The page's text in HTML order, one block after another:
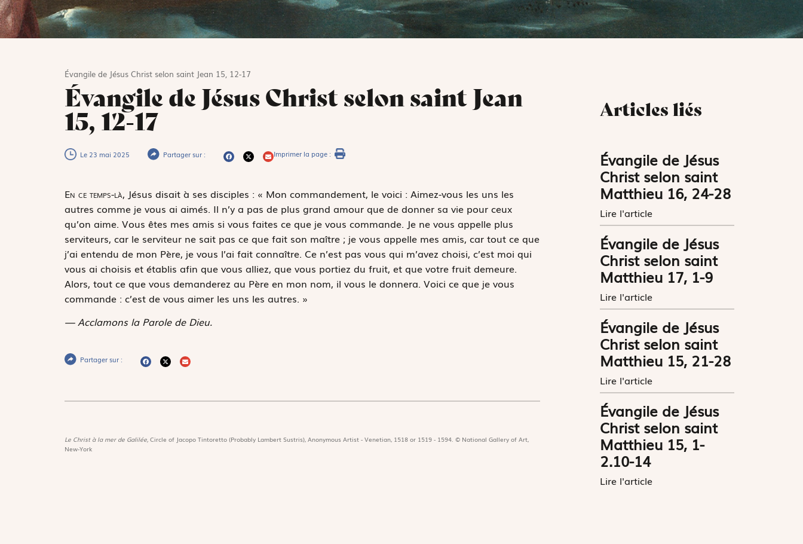
Évangile de Jésus Christ selon saint Jean 15, 12-17
Évangile de Jésus Christ selon saint Jean
15, 12-17
Le 23 mai 2025 Partager sur : Imprimer la page :
En ce temps-là, Jésus disait à ses disciples : « Mon commandement, le voici : Aimez-vous les uns les
autres comme je vous ai aimés. Il n’y a pas de plus grand amour que de donner sa vie pour ceux
qu’on aime. Vous êtes mes amis si vous faites ce que je vous commande. Je ne vous appelle plus
serviteurs, car le serviteur ne sait pas ce que fait son maître ; je vous appelle mes amis, car tout ce que
j’ai entendu de mon Père, je vous l’ai fait connaître. Ce n’est pas vous qui m’avez choisi, c’est moi qui
vous ai choisis et établis afin que vous alliez, que vous portiez du fruit, et que votre fruit demeure.
Alors, tout ce que vous demanderez au Père en mon nom, il vous le donnera. Voici ce que je vous
commande : c’est de vous aimer les uns les autres. »
— Acclamons la Parole de Dieu.
Partager sur :
Le Christ à la mer de Galilée, Circle of Jacopo Tintoretto (Probably Lambert Sustris), Anonymous Artist - Venetian, 1518 or 1519 - 1594. © National Gallery of Art,
New-York
Articles liés
Évangile de Jésus
Christ selon saint
Matthieu 16, 24-28
Lire l'article
Évangile de Jésus
Christ selon saint
Matthieu 17, 1-9
Lire l'article
Évangile de Jésus
Christ selon saint
Matthieu 15, 21-28
Lire l'article
Évangile de Jésus
Christ selon saint
Matthieu 15, 1-
2.10-14
Lire l'article